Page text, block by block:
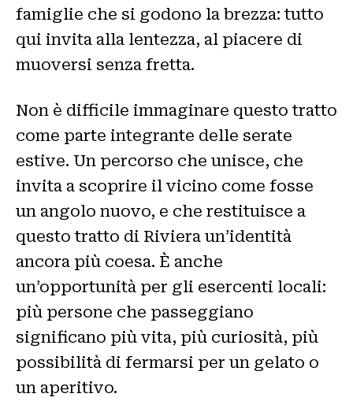
famiglie che si godono la brezza: tutto
qui invita alla lentezza, al piacere di
muoversi senza fretta.
Non è difficile immaginare questo tratto
come parte integrante delle serate
estive. Un percorso che unisce, che
invita a scoprire il vicino come fosse
un angolo nuovo, e che restituisce a
questo tratto di Riviera un’identità
ancora più coesa. È anche
un’opportunità per gli esercenti locali:
più persone che passeggiano
significano più vita, più curiosità, più
possibilità di fermarsi per un gelato o
un aperitivo.